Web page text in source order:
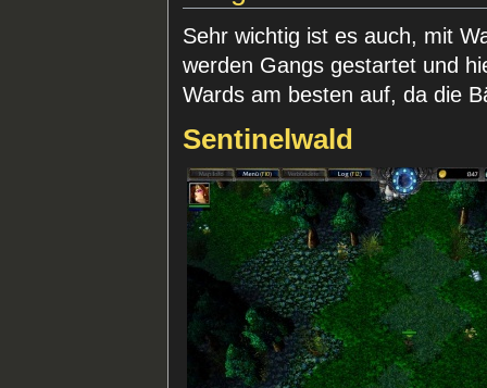
Sehr wichtig ist es auch, mit
werden Gangs gestartet und
Wards am besten auf, da die
Sentinelwald